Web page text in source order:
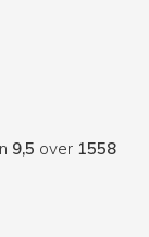
9,5 over 1558